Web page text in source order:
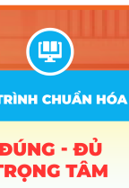
2 Thiết kế đồ họa
Thiết kế thời trang
4 Ngôn ngữ Anh
Ngôn ngữ Trung
6 Kinh tế số